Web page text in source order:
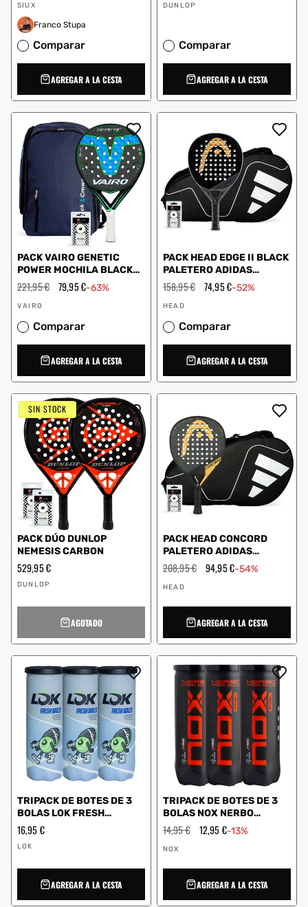
Proveedor:
SIUX
Franco Stupa
Comparar
AGREGAR A LA CESTA
Proveedor:
DUNLOP
Comparar
AGREGAR A LA CESTA
PACK VAIRO GENETIC
POWER MOCHILA BLACK
CROWN NAVY
Precio
habitual
221,95 € Precio
de
79,95 €-63%
Proveedor:
VAIRO
Comparar
AGREGAR A LA CESTA
PACK HEAD EDGE II BLACK
PALETERO ADIDAS
CARBON CTR WHITE
Precio
habitual
158,95 € Precio
de
74,95 €-52%
Proveedor:
HEAD
Comparar
AGREGAR A LA CESTA
SIN STOCK
PACK DÚO DUNLOP
NEMESIS CARBON
Precio
habitual
529,95 €
Proveedor:
DUNLOP
AGOTADO
PACK HEAD CONCORD
PALETERO ADIDAS
CARBON CTR WHITE
Precio
habitual
208,95 € Precio
94,95 €-54%
Proveedor:
HEAD
AGREGAR A LA CESTA
TRIPACK DE BOTES DE 3
BOLAS LOK FRESH
BL1XA0U14
Precio
habitual
16,95 €
Proveedor:
LOK
AGREGAR A LA CESTA
TRIPACK DE BOTES DE 3
BOLAS NOX NERBO
CABONER3UN
Precio
habitual
14,95 € Precio
de
12,95 €-13%
Proveedor:
NOX
AGREGAR A LA CESTA